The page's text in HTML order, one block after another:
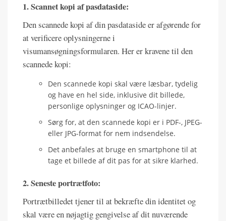
1. Scannet kopi af pasdataside:
Den scannede kopi af din pasdataside er afgørende for
at verificere oplysningerne i
visumansøgningsformularen. Her er kravene til den
scannede kopi:
Den scannede kopi skal være læsbar, tydelig
og have en hel side, inklusive dit billede,
personlige oplysninger og ICAO-linjer.
Sørg for, at den scannede kopi er i PDF-, JPEG-
eller JPG-format for nem indsendelse.
Det anbefales at bruge en smartphone til at
tage et billede af dit pas for at sikre klarhed.
2. Seneste portrætfoto:
Portrætbilledet tjener til at bekræfte din identitet og
skal være en nøjagtig gengivelse af dit nuværende